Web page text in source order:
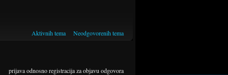
Aktivnih tema Neodgovorenih tema
prijavaodnosnoregistracijaza objavu odgovora